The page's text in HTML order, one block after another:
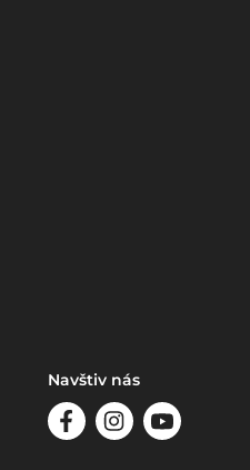
Navštiv nás